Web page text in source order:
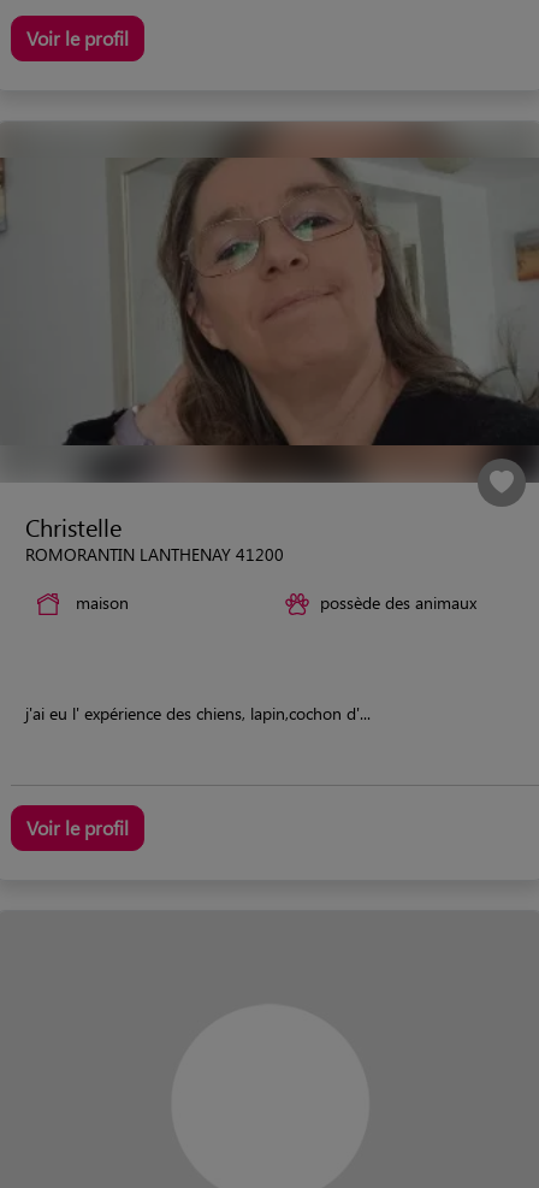
Voir le profil
Christelle
ROMORANTIN LANTHENAY 41200
maison possède des animaux
j'ai eu l' expérience des chiens, lapin,cochon d'...
Voir le profil